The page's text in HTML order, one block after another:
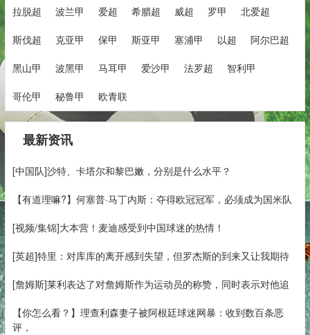
拉脱超 波兰甲 爱超 希腊超 威超 罗甲 北爱超
斯伐超 克亚甲 保甲 斯亚甲 塞浦甲 以超 阿尔巴超
黑山甲 波黑甲 马耳甲 爱沙甲 法罗超 智利甲
哥伦甲 秘鲁甲 欧青联
最新资讯
[中国队]沙特、卡塔尔和黎巴嫩，分别是什么水平？
【有道理嘛?】何塞普·马丁内斯：夺得欧冠冠军，必须成为国米队
[视频/集锦]大本营！麦迪感受到中国球迷的热情！
[英超]特里：对库库的离开感到失望，但罗杰斯的到来又让我期待
[詹姆斯]莱利表达了对詹姆斯作为运动员的称赞，同时表示对他追
【你怎么看？】理查利森妻子被阿根廷球迷网暴：收到数百条恶
评，